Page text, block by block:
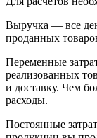
Выручка — все
проданных
Переменные
реализованных
и доставку. Чем
расходы.
Постоянные